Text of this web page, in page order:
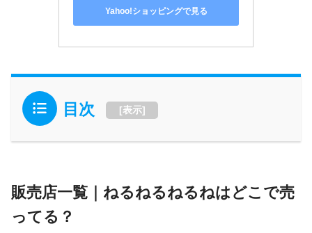
Yahoo!ショッピングで見る
目次 [表示]
販売店一覧｜ねるねるねるねはどこで売
ってる？